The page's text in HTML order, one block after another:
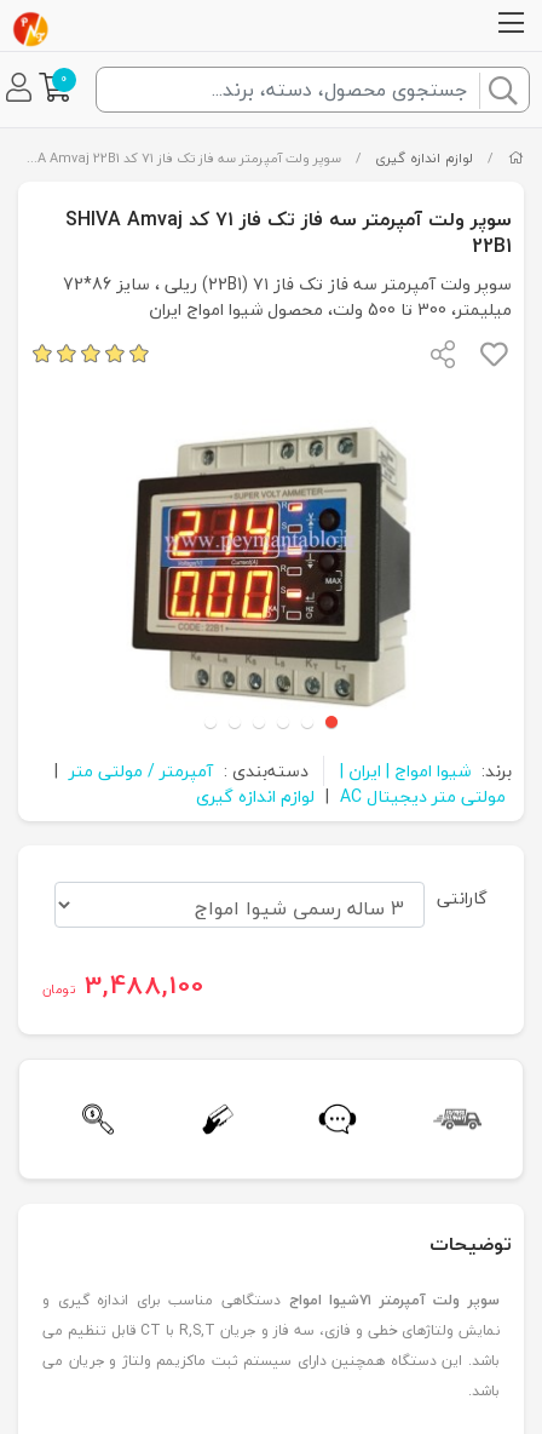
0
/ لوازم اندازه گیری / سوپر ولت آمپرمتر سه فاز تک فاز ۷۱ کد SHIVA Amvaj 22B1
سوپر ولت آمپرمتر سه فاز تک فاز ۷۱ کد SHIVA Amvaj
22B1
سوپر ولت آمپرمتر سه فاز تک فاز ۷۱ (22B1) ریلی ، سایز 86*72
میلیمتر، 300 تا 500 ولت، محصول شیوا امواج ایران
برند: شیوا امواج | ایران | دسته‌بندی : آمپرمتر / مولتی متر |
مولتی متر دیجیتال AC
| لوازم اندازه گیری
گارانتی
3,488,100 تومان
توضیحات
سوپر ولت آمپرمتر ۷۱شیوا امواج
دستگاهی مناسب برای اندازه گیری و
نمایش ولتاژهای خطی و فازی، سه فاز و جریان R,S,T با CT قابل تنظیم می
باشد. این دستگاه همچنین دارای سیستم ثبت ماکزیمم ولتاژ و جریان می
باشد.